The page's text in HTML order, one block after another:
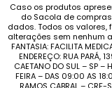
Caso os produtos
do Sacola de
dados. Todos os
alterações sem nenhum
FANTASIA: FACILITA
ENDEREÇO: RUA PARÁ,
CAETANO DO SUL – SP –
FEIRA – DAS 09:00 AS